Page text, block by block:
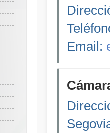
Email: